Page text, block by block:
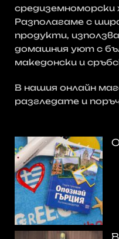
средиземноморски
Разполагаме с
продукти,
домашния уют с
македонски и
В нашия онлайн
разгледате и